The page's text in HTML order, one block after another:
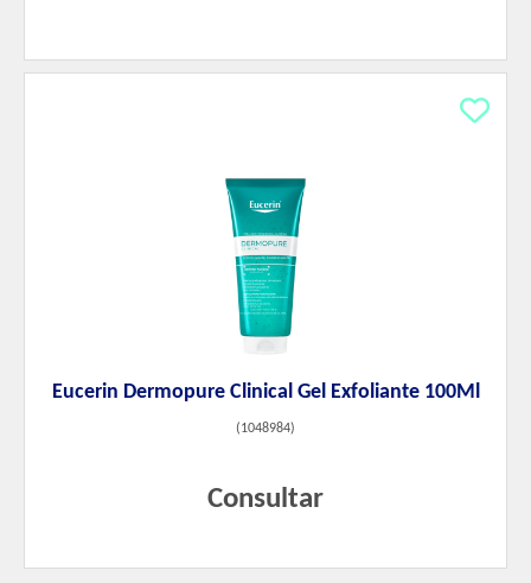
Eucerin Dermopure Clinical Gel Exfoliante 100Ml
(1048984)
Consultar